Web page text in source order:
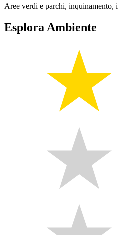
Aree verdi e parchi, inquinamento,
Esplora Ambiente